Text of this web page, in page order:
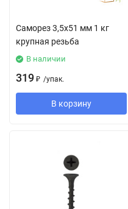
Саморез 3,5х51 мм 1 кг
крупная резьба
В наличии
319 ₽ /упак.
В корзину